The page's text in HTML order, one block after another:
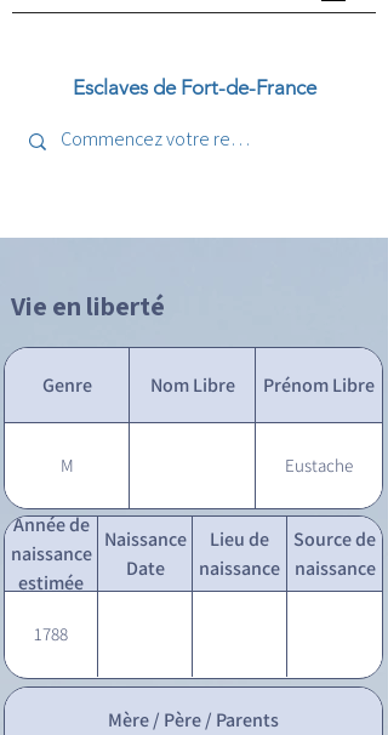
Esclaves de Fort-de-France
Vie en liberté
Genre Nom Libre Prénom Libre
M Eustache
Année de
naissance
estimée
Naissance
Date
Lieu de
naissance
Source de
naissance
1788
Mère / Père / Parents